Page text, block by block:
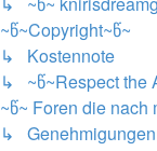
~წ~Copyright~წ~
↳ Kostennote
↳ ~წ~Respect the
~წ~ Foren die nach
↳ Genehmigungen